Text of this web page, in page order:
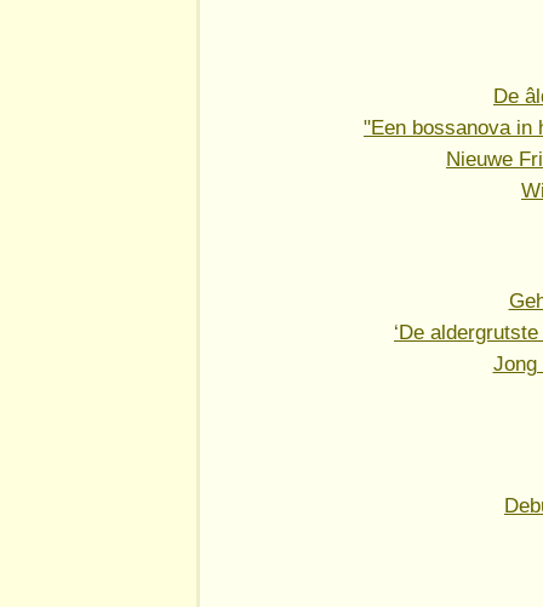
De
"Een bossanova in
Nieuwe
‘De
Jong